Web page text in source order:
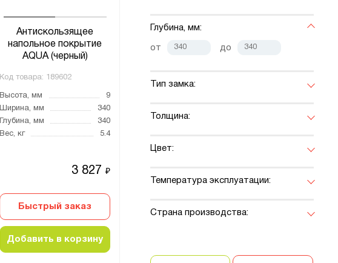
Антискользящее
напольное покрытие
AQUA (черный)
Код товара: 189602
Высота, мм
9
Ширина, мм
340
Глубина, мм
340
Вес, кг
5.4
3 827 ₽
Быстрый заказ
Добавить в корзину
Глубина, мм:
от до
Тип замка:
Толщина:
Цвет:
Температура эксплуатации:
Страна производства: